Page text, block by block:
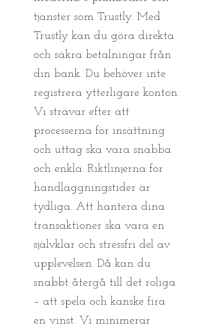
tjänster som Trustly. Med
Trustly kan du göra direkta
och säkra betalningar från
din bank. Du behöver inte
registrera ytterligare konton.
Vi strävar efter att
processerna för insättning
och uttag ska vara snabba
och enkla. Riktlinjerna för
handläggningstider är
tydliga. Att hantera dina
transaktioner ska vara en
självklar och stressfri del av
upplevelsen. Då kan du
snabbt återgå till det roliga
– att spela och kanske fira
en vinst. Vi minimerar